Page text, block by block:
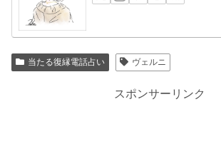
当たる復縁電話占い ヴェルニ
スポンサーリンク